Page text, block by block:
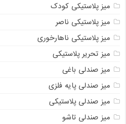
میز پلاستیکی کودک
میز پلاستیکی ناصر
میز پلاستیکی ناهارخوری
میز تحریر پلاستیکی
میز صندلی باغی
میز صندلی پایه فلزی
میز صندلی پلاستیکی
میز صندلی تاشو